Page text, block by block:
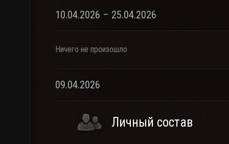
10.04.2026 – 25.04.2026
Ничего не произошло
09.04.2026
Личный состав